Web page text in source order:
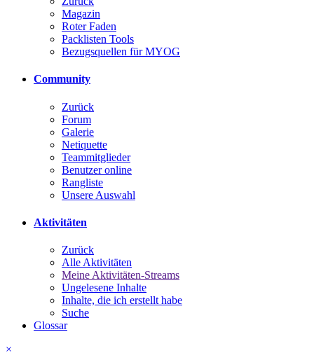
Magazin
Roter Faden
Packlisten Tools
Bezugsquellen für MYOG
Community
Zurück
Forum
Galerie
Netiquette
Teammitglieder
Benutzer online
Rangliste
Unsere Auswahl
Aktivitäten
Zurück
Alle Aktivitäten
Meine Aktivitäten-Streams
Ungelesene Inhalte
Inhalte, die ich erstellt habe
Suche
Glossar
×